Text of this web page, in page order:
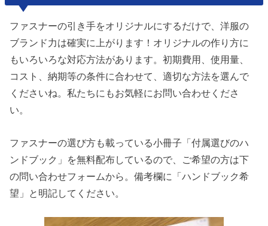
ファスナーの引き手をオリジナルにするだけで、洋服の
ブランド力は確実に上がります！オリジナルの作り方に
もいろいろな対応方法があります。初期費用、使用量、
コスト、納期等の条件に合わせて、適切な方法を選んで
くださいね。私たちにもお気軽にお問い合わせくださ
い。
ファスナーの選び方も載っている小冊子「付属選びのハ
ンドブック」を無料配布しているので、ご希望の方は下
の問い合わせフォームから。備考欄に「ハンドブック希
望」と明記してください。